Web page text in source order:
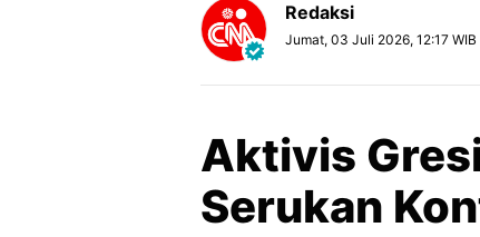
Redaksi
Jumat, 03 Juli 2026, 12:17 WIB
Aktivis
Serukan